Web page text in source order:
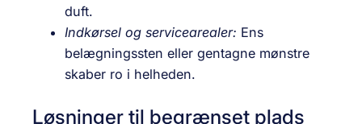
duft.
Indkørsel og servicearealer: Ens
belægningssten eller gentagne mønstre
skaber ro i helheden.
Løsninger til begrænset plads